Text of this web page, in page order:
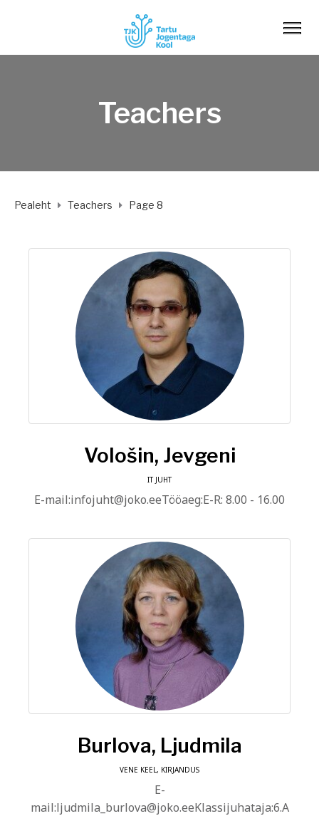
Teachers
Pealeht Teachers Page 8
Vološin, Jevgeni
IT JUHT
E-mail:infojuht@joko.eeTööaeg:E-R: 8.00 - 16.00
Burlova, Ljudmila
VENE KEEL, KIRJANDUS
E-
mail:ljudmila_burlova@joko.eeKlassijuhataja:6.A